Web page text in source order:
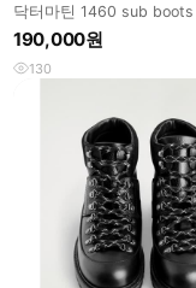
닥터마틴 1460 sub
240
190,000원
130